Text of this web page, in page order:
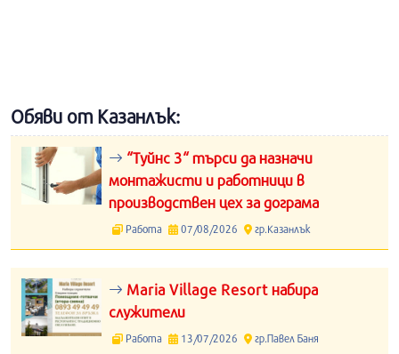
Обяви от Казанлък:
“Туйнс 3“ търси да назначи
монтажисти и работници в
производствен цех за дограма
Работа 07/08/2026 гр.Казанлък
Maria Village Resort набира
служители
Работа 13/07/2026 гр.Павел Баня